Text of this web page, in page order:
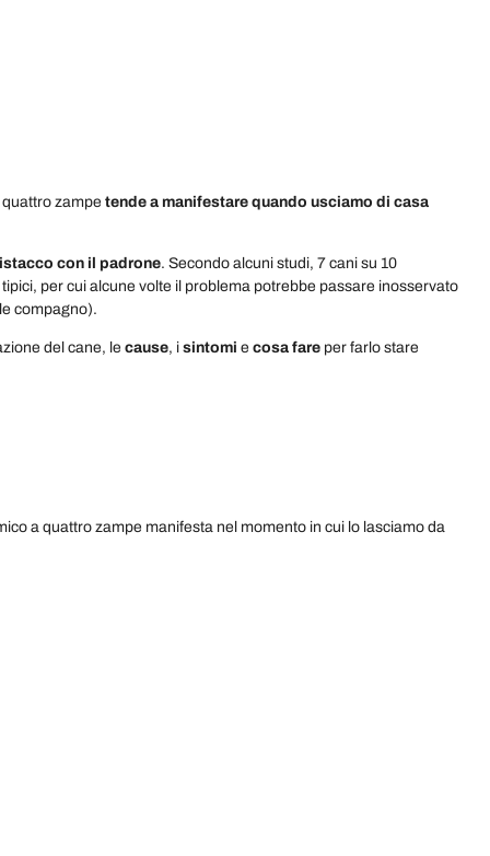
zampe tende a manifestare quando usciamo di casa
con il padrone. Secondo alcuni studi, 7 cani su 10
per cui alcune volte il problema potrebbe passare inosservato
compagno).
del cane, le cause, i sintomi e cosa fare per farlo stare
a quattro zampe manifesta nel momento in cui lo lasciamo da